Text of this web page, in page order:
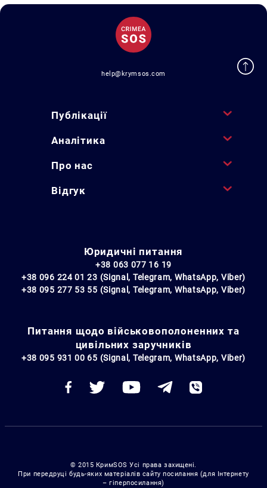
help@krymsos.com
Публікації
Аналітика
Про нас
Відгук
Юридичні питання
+38 063 077 16 19
+38 096 224 01 23 (Signal, Telegram, WhatsApp, Viber)
+38 095 277 53 55 (Signal, Telegram, WhatsApp, Viber)
Питання щодо військовополоненних та
цивільних заручників
+38 095 931 00 65 (Signal, Telegram, WhatsApp, Viber)
© 2015 КримSOS Усі права захищені.
При передруці будь-яких матеріалів сайту посилання (для Інтернету
– гіперпосилання)